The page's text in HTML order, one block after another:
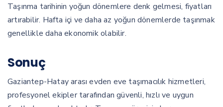
Taşınma tarihinin yoğun dönemlere denk gelmesi, fiyatları
artırabilir. Hafta içi ve daha az yoğun dönemlerde taşınmak
genellikle daha ekonomik olabilir.
Sonuç
Gaziantep-Hatay arası evden eve taşımacılık hizmetleri,
profesyonel ekipler tarafından güvenli, hızlı ve uygun